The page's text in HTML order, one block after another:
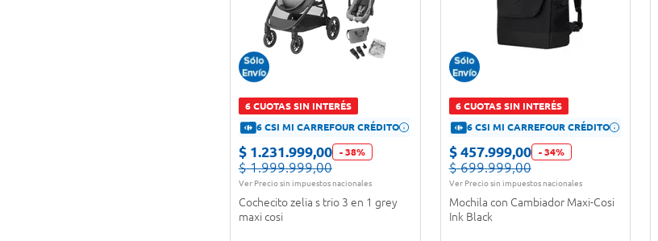
6 CUOTAS SIN INTERÉS
6 CSI MI CARREFOUR CRÉDITO
$ 1.231.999,00 - 38%
$ 1.999.999,00
Ver Precio sin impuestos nacionales
Cochecito zelia s trio 3 en 1 grey
maxi cosi
6 CUOTAS SIN INTERÉS
6 CSI MI CARREFOUR CRÉDITO
$ 457.999,00 - 34%
$ 699.999,00
Ver Precio sin impuestos nacionales
Mochila con Cambiador Maxi-Cosi
Ink Black